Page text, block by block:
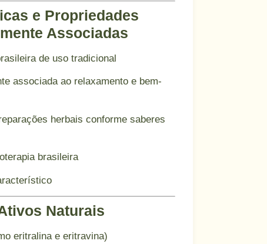
e Propriedades
Associadas
de uso tradicional
associada ao relaxamento e bem-
herbais conforme saberes
brasileira
Naturais
eritralina e eritravina)